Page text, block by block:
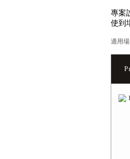
專案
使到
適用